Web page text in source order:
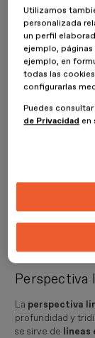
borrosos y
profundidad.
Tipos de
La perspectiva
técnica que
decir, que tienen
cámara, con un
pero con
No obstante,
Perspectiva
La perspectiva
profundidad y
se sirve de
Utilizamos
personalizada
un perfil
ejemplo,
ejemplo, en
todas las
configurarlas
Puedes
de Privacidad en